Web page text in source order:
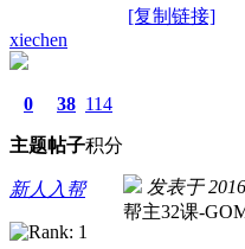
[复制链接]
xiechen
0
主题
38
帖子
114
积分
新人入帮 发表于
帮主32课-